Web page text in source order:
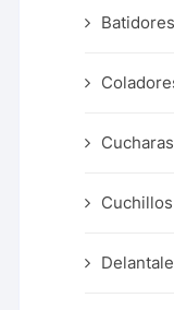
Batidores